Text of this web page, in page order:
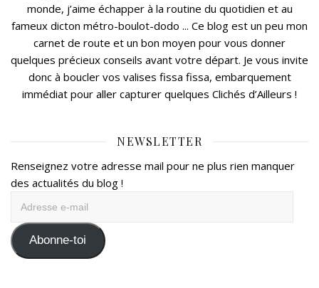
monde, j’aime échapper à la routine du quotidien et au
fameux dicton métro-boulot-dodo ... Ce blog est un peu mon
carnet de route et un bon moyen pour vous donner
quelques précieux conseils avant votre départ. Je vous invite
donc à boucler vos valises fissa fissa, embarquement
immédiat pour aller capturer quelques Clichés d’Ailleurs !
NEWSLETTER
Renseignez votre adresse mail pour ne plus rien manquer
des actualités du blog !
mail Abonne-toi